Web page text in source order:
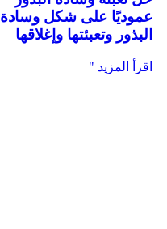
عموديًا على شكل وسادة
البذور وتعبئتها وإغلاقها
اقرأ المزيد "